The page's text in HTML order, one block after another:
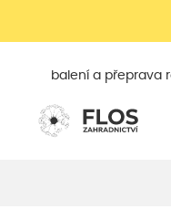
balení a přeprava